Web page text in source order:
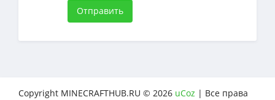
Отправить
Copyright MINECRAFTHUB.RU © 2026 uCoz | Все права